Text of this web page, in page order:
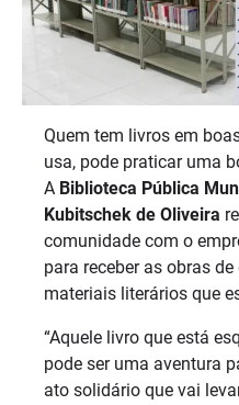
Quem tem livros em
usa, pode praticar uma
A Biblioteca Pública
Kubitschek de Oliveira
comunidade com o
para receber as obras
materiais literários que
“Aquele livro que está
pode ser uma aventura
ato solidário que vai